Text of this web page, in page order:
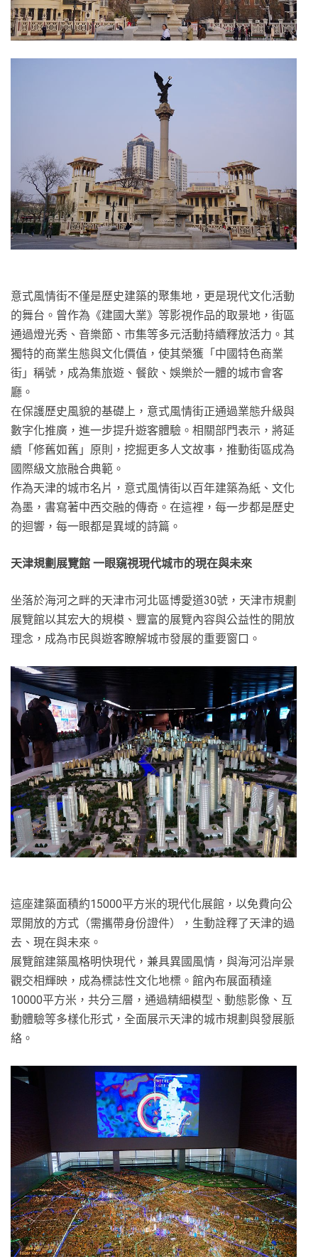
意式風情街不僅是歷史建築的聚集地，更是現代文化活動
的舞台。曾作為《建國大業》等影視作品的取景地，街區
通過燈光秀、音樂節、市集等多元活動持續釋放活力。其
獨特的商業生態與文化價值，使其榮獲「中國特色商業
街」稱號，成為集旅遊、餐飲、娛樂於一體的城市會客
廳。
在保護歷史風貌的基礎上，意式風情街正通過業態升級與
數字化推廣，進一步提升遊客體驗。相關部門表示，將延
續「修舊如舊」原則，挖掘更多人文故事，推動街區成為
國際級文旅融合典範。
作為天津的城市名片，意式風情街以百年建築為紙、文化
為墨，書寫著中西交融的傳奇。在這裡，每一步都是歷史
的迴響，每一眼都是異域的詩篇。
天津規劃展覽館 一眼窺視現代城市的現在與未來
坐落於海河之畔的天津市河北區博愛道30號，天津市規劃
展覽館以其宏大的規模、豐富的展覽內容與公益性的開放
理念，成為市民與遊客瞭解城市發展的重要窗口。
這座建築面積約15000平方米的現代化展館，以免費向公
眾開放的方式（需攜帶身份證件），生動詮釋了天津的過
去、現在與未來。
展覽館建築風格明快現代，兼具異國風情，與海河沿岸景
觀交相輝映，成為標誌性文化地標。館內布展面積達
10000平方米，共分三層，通過精細模型、動態影像、互
動體驗等多樣化形式，全面展示天津的城市規劃與發展脈
絡。